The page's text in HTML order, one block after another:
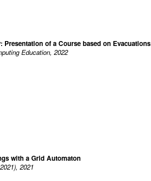
of a Course based on Evacuations
Education, 2022
with a Grid Automaton
2021